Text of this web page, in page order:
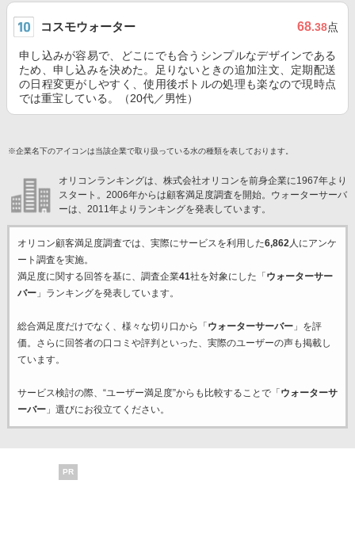
コスモウォーター 68.38点
申し込みが容易で、どこにでも合うシンプルなデザインである
ため、申し込みを決めた。足りないときの追加注文、定期配送
の日程変更がしやすく、使用後ボトルの処理も楽なので現時点
では重宝している。（20代／男性）
※企業名下のアイコンは当該企業で取り扱っている水の種類を表しております。
オリコンランキングは、株式会社オリコンを前身企業に1967年より
スタート。2006年からは顧客満足度調査を開始。ウォーターサーバ
ーは、2011年よりランキングを発表しています。
オリコン顧客満足度調査では、実際にサービスを利用した6,862人にアンケ
ート調査を実施。
満足度に関する回答を基に、調査企業41社を対象にした「 ウォーターサー
バー」ランキングを発表しています。
総合満足度だけでなく、様々な切り口から「 ウォーターサーバー」を評
価。さらに回答者の口コミや評判といった、実際のユーザーの声も掲載し
ています。
サービス検討の際、“ユーザー満足度”からも比較することで「 ウォーターサ
ーバー」選びにお役立てください。
PR